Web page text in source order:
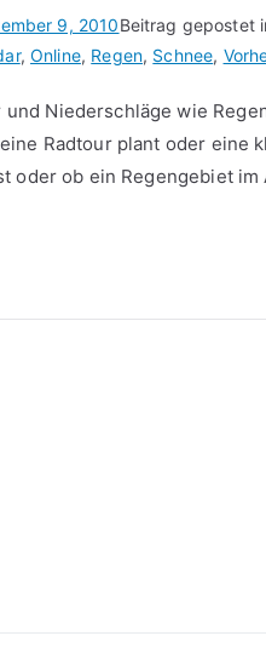
9, 2010Beitrag gepostet
,Online, Regen, Schnee,
Niederschläge wie
Radtour plant oder eine
oder ob ein Regengebiet